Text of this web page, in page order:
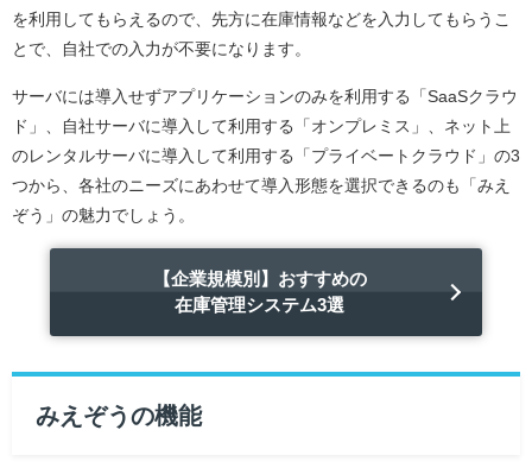
を利用してもらえるので、先方に在庫情報などを入力してもらうこ
とで、自社での入力が不要になります。
サーバには導入せずアプリケーションのみを利用する「SaaSクラウ
ド」、自社サーバに導入して利用する「オンプレミス」、ネット上
のレンタルサーバに導入して利用する「プライベートクラウド」の3
つから、各社のニーズにあわせて導入形態を選択できるのも「みえ
ぞう」の魅力でしょう。
【企業規模別】おすすめの
在庫管理システム3選
みえぞうの機能